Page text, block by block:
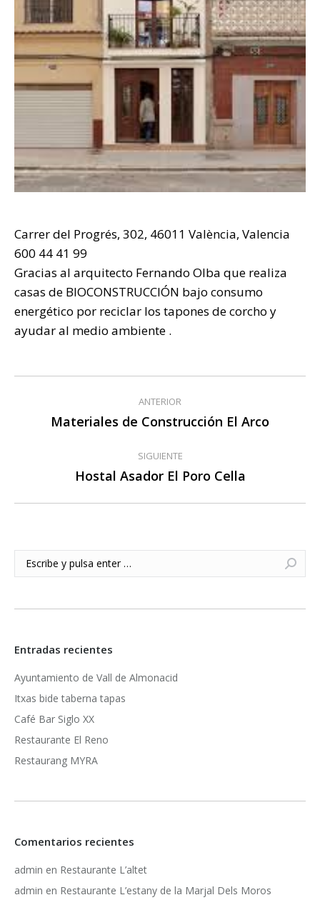
Carrer del Progrés, 302, 46011 València, Valencia
600 44 41 99
Gracias al arquitecto Fernando Olba que realiza
casas de BIOCONSTRUCCIÓN bajo consumo
energético por reciclar los tapones de corcho y
ayudar al medio ambiente .
Navegación
entre
publicaciones
ANTERIOR
Publicación
Materiales de Construcción El Arco
SIGUIENTE
Publicación
Hostal Asador El Poro Cella
Buscar:
Entradas recientes
Ayuntamiento de Vall de Almonacid
Itxas bide taberna tapas
Café Bar Siglo XX
Restaurante El Reno
Restaurang MYRA
Comentarios recientes
admin en Restaurante L’altet
admin en Restaurante L’estany de la Marjal Dels Moros